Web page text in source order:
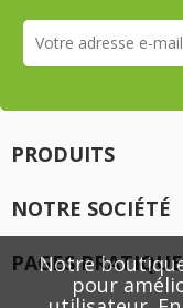
PRODUITS
NOTRE SOCIÉTÉ
PAGES
Notre
pour